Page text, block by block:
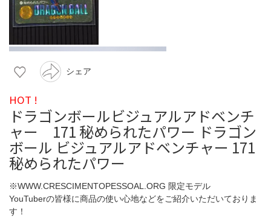
シェア
HOT !
ドラゴンボールビジュアルアドベンチ
ャー 171 秘められたパワー ドラゴン
ボール ビジュアルアドベンチャー 171
秘められたパワー
※WWW.CRESCIMENTOPESSOAL.ORG 限定モデル
YouTuberの皆様に商品の使い心地などをご紹介いただいておりま
す！